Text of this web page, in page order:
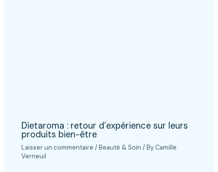
Dietaroma : retour d’expérience sur leurs
produits bien-être
Laisser un commentaire /Beauté & Soin / By Camille
Verneuil